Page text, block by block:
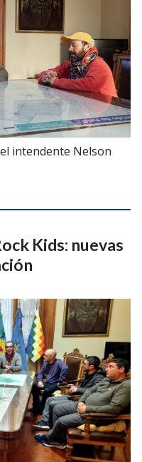
intendente Nelson
Kids: nuevas